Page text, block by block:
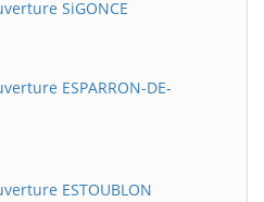
SiGONCE
ESPARRON-DE-
ESTOUBLON